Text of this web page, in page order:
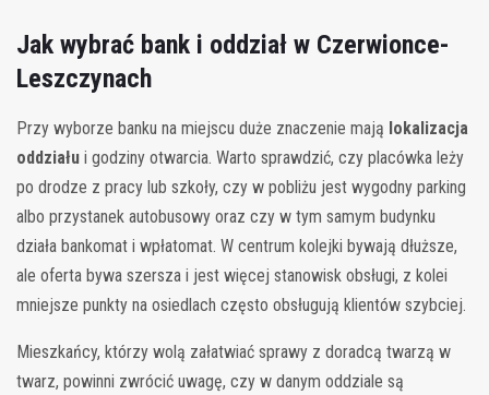
Jak wybrać bank i oddział w Czerwionce-
Leszczynach
Przy wyborze banku na miejscu duże znaczenie mają lokalizacja
oddziału i godziny otwarcia. Warto sprawdzić, czy placówka leży
po drodze z pracy lub szkoły, czy w pobliżu jest wygodny parking
albo przystanek autobusowy oraz czy w tym samym budynku
działa bankomat i wpłatomat. W centrum kolejki bywają dłuższe,
ale oferta bywa szersza i jest więcej stanowisk obsługi, z kolei
mniejsze punkty na osiedlach często obsługują klientów szybciej.
Mieszkańcy, którzy wolą załatwiać sprawy z doradcą twarzą w
twarz, powinni zwrócić uwagę, czy w danym oddziale są